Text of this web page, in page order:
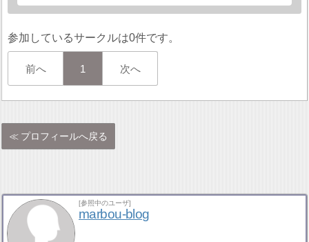
参加しているサークルは0件です。
前へ 1 次へ
プロフィールへ戻る
[参照中のユーザ]
marbou-blog